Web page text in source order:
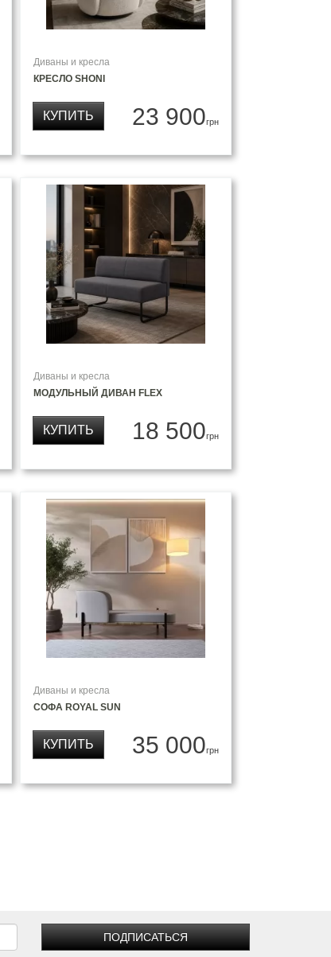
Диваны и кресла
КРЕСЛО SHONI
23 900грн
КУПИТЬ
Диваны и кресла
МОДУЛЬНЫЙ ДИВАН FLEX
18 500грн
КУПИТЬ
Диваны и кресла
СОФА ROYAL SUN
35 000грн
КУПИТЬ
ПОДПИСАТЬСЯ